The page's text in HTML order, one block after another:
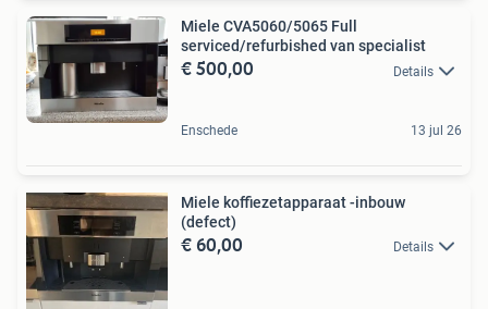
Miele CVA5060/5065 Full
serviced/refurbished van specialist
€ 500,00 Details
Enschede 13 jul 26
Miele koffiezetapparaat -inbouw
(defect)
€ 60,00 Details